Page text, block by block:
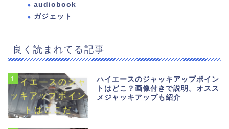
audiobook
ガジェット
良く読まれてる記事
1
ハイエースのジャッキアップポイン
トはどこ？画像付きで説明。オスス
メジャッキアップも紹介